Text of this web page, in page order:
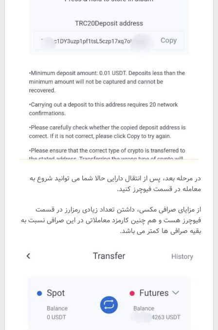
در مرحله بعد، پس از انتقال دارایی حالا شما می توانید شروع به
معامله در قسمت فیوچرز کنید.
از مزایای صرافی مکسی، داشتن تعداد زیادی رمزارز در قسمت
فیوچرز هست و هم چنین کارمزد معاملاتی در این صرافی نسبت به
بقیه صرافی ها کمتر می باشد.